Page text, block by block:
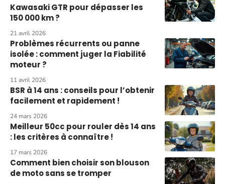
Kawasaki GTR pour dépasser les
150 000 km ?
21 avril 2026
Problèmes récurrents ou panne
isolée : comment juger la Fiabilité
moteur ?
11 avril 2026
BSR à 14 ans : conseils pour l’obtenir
facilement et rapidement !
24 mars 2026
Meilleur 50cc pour rouler dès 14 ans
: les critères à connaître !
17 mars 2026
Comment bien choisir son blouson
de moto sans se tromper